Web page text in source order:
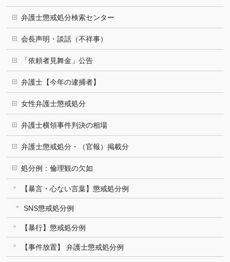
弁護士懲戒処分検索センター
会長声明・談話（不祥事）
「依頼者見舞金」公告
弁護士【今年の逮捕者】
女性弁護士懲戒処分
弁護士横領事件判決の相場
弁護士懲戒処分・（官報）掲載分
処分例：倫理観の欠如
【暴言・心ない言葉】懲戒処分例
SNS懲戒処分例
【暴行】懲戒処分例
【事件放置】 弁護士懲戒処分例